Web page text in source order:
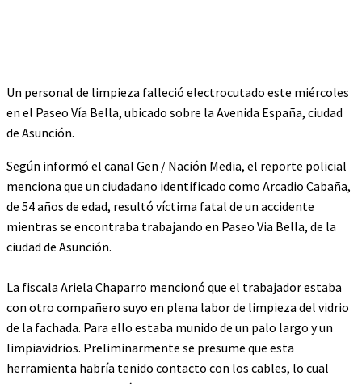
Un personal de limpieza falleció electrocutado este miércoles
en el Paseo Vía Bella, ubicado sobre la Avenida España, ciudad
de Asunción.
Según informó el canal Gen / Nación Media, el reporte policial
menciona que un ciudadano identificado como Arcadio Cabaña,
de 54 años de edad, resultó víctima fatal de un accidente
mientras se encontraba trabajando en Paseo Via Bella, de la
ciudad de Asunción.
La fiscala Ariela Chaparro mencionó que el trabajador estaba
con otro compañero suyo en plena labor de limpieza del vidrio
de la fachada. Para ello estaba munido de un palo largo y un
limpiavidrios. Preliminarmente se presume que esta
herramienta habría tenido contacto con los cables, lo cual